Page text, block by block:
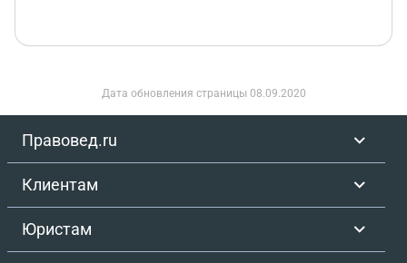
Дата обновления страницы 08.09.2020
Правовед.ru
Клиентам
Юристам